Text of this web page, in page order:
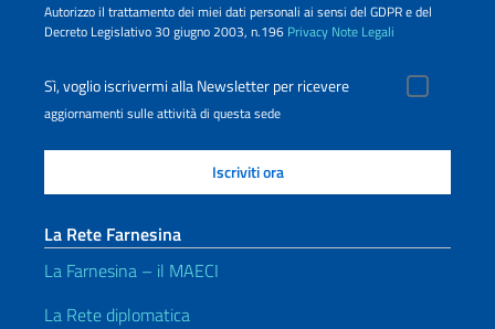
Autorizzo il trattamento dei miei dati personali ai sensi del GDPR e del
Decreto Legislativo 30 giugno 2003, n.196 Privacy Note Legali
Sì, voglio iscrivermi alla Newsletter per ricevere
aggiornamenti sulle attività di questa sede
La Rete Farnesina
La Farnesina – il MAECI
La Rete diplomatica